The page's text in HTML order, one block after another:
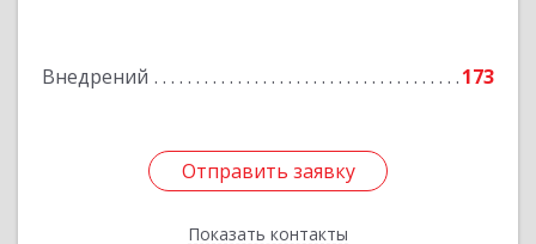
Внедрений 173
Отправить заявку
Показать контакты
Отправить заявку
Назад